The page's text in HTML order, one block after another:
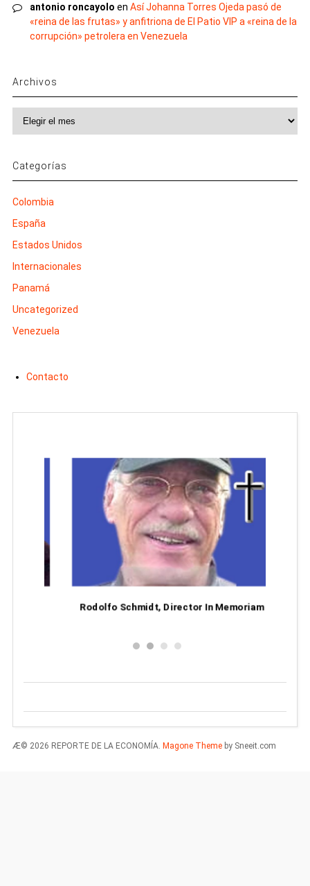
antonio roncayolo en Así Johanna Torres Ojeda pasó de
«reina de las frutas» y anfitriona de El Patio VIP a «reina de la
corrupción» petrolera en Venezuela
Archivos
Categorías
Colombia
España
Estados Unidos
Internacionales
Panamá
Uncategorized
Venezuela
Contacto
Rodolfo Schmidt, Director In Memoriam
Æ© 2026 REPORTE DE LA ECONOMÍA. Magone Themeby Sneeit.com